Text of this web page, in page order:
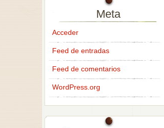
Meta
Acceder
Feed de entradas
Feed de comentarios
WordPress.org